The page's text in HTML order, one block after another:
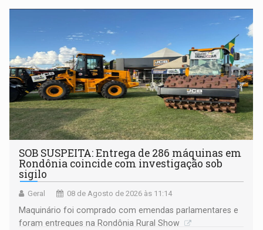
não ter entrado no modo eleição; ABAV faz evento em
SOB SUSPEITA: Entrega de 286 máquinas em
Rondônia coincide com investigação sob
sigilo
Geral 08 de Agosto de 2026 às 11:14
Maquinário foi comprado com emendas parlamentares e
foram entregues na Rondônia Rural Show